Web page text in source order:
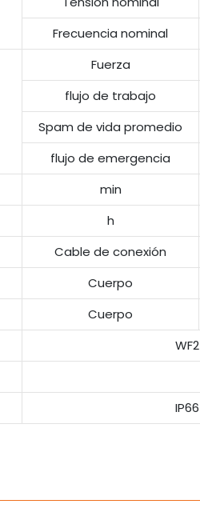
Frecuencia nominal
Fuerza
flujo de trabajo
Spam de vida promedio
flujo de emergencia
min
h
Cable de conexión
Cuerpo
Cuerpo
WF2
IP66